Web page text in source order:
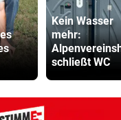
Kein Wasser
mehr:
schließt WC